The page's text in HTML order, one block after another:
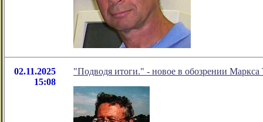
02.11.2025
15:08
"Подводя итоги." - новое в обозрении Маркса